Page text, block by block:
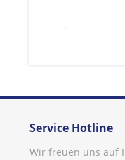
Service Hotline
Wir freuen uns auf